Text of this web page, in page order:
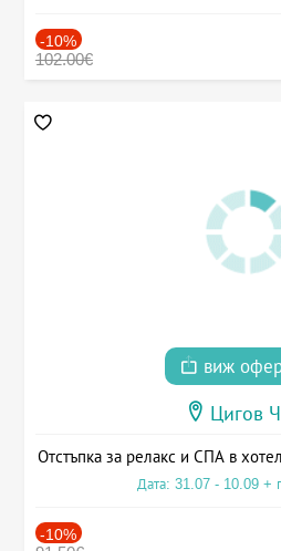
-10%
102.00€
виж
Цигов
Отстъпка за релакс и СПА в
Дата: 31.07 - 10.09 +
-10%